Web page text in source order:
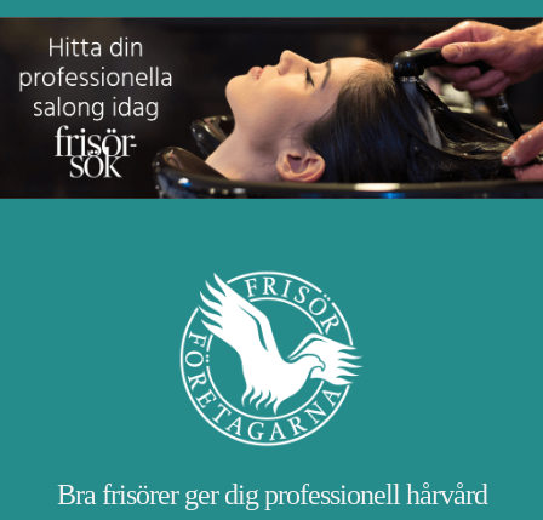
Bra frisörer ger dig professionell hårvård